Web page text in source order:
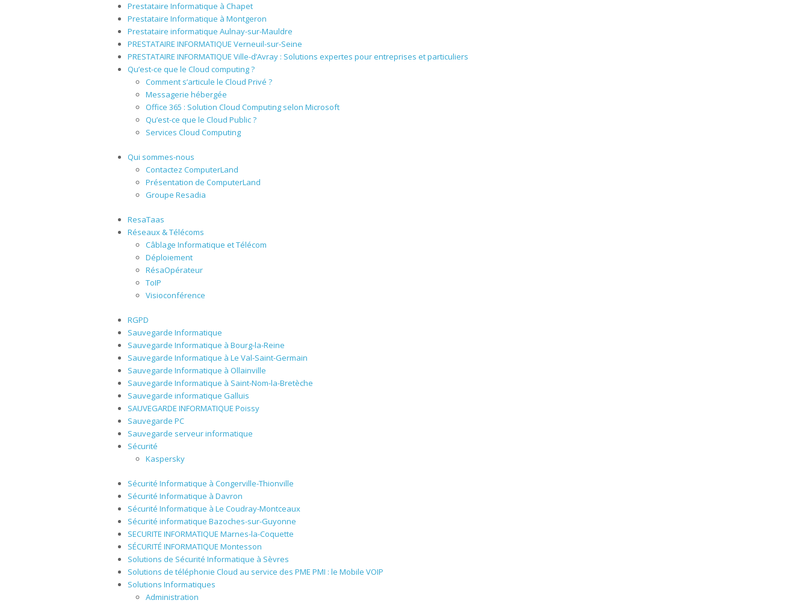
Prestataire Informatique à Chapet
Prestataire Informatique à Montgeron
Prestataire informatique Aulnay-sur-Mauldre
PRESTATAIRE INFORMATIQUE Verneuil-sur-Seine
PRESTATAIRE INFORMATIQUE Ville-d’Avray : Solutions expertes pour entreprises et particuliers
Qu’est-ce que le Cloud computing ?
Comment s’articule le Cloud Privé ?
Messagerie hébergée
Office 365 : Solution Cloud Computing selon Microsoft
Qu’est-ce que le Cloud Public ?
Services Cloud Computing
Qui sommes-nous
Contactez ComputerLand
Présentation de ComputerLand
Groupe Resadia
ResaTaas
Réseaux & Télécoms
Câblage Informatique et Télécom
Déploiement
RésaOpérateur
ToIP
Visioconférence
RGPD
Sauvegarde Informatique
Sauvegarde Informatique à Bourg-la-Reine
Sauvegarde Informatique à Le Val-Saint-Germain
Sauvegarde Informatique à Ollainville
Sauvegarde Informatique à Saint-Nom-la-Bretèche
Sauvegarde informatique Galluis
SAUVEGARDE INFORMATIQUE Poissy
Sauvegarde PC
Sauvegarde serveur informatique
Sécurité
Kaspersky
Sécurité Informatique à Congerville-Thionville
Sécurité Informatique à Davron
Sécurité Informatique à Le Coudray-Montceaux
Sécurité informatique Bazoches-sur-Guyonne
SECURITE INFORMATIQUE Marnes-la-Coquette
SÉCURITÉ INFORMATIQUE Montesson
Solutions de Sécurité Informatique à Sèvres
Solutions de téléphonie Cloud au service des PME PMI : le Mobile VOIP
Solutions Informatiques
Administration